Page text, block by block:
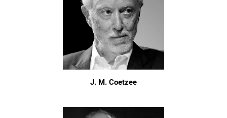
J. M. Coetzee